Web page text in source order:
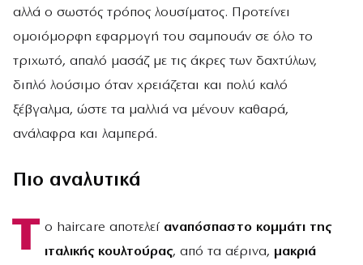
αλλά ο σωστός τρόπος λουσίματος. Προτείνει
ομοιόμορφη εφαρμογή του σαμπουάν σε όλο το
τριχωτό, απαλό μασάζ με τις άκρες των δαχτύλων,
διπλό λούσιμο όταν χρειάζεται και πολύ καλό
ξέβγαλμα, ώστε τα μαλλιά να μένουν καθαρά,
ανάλαφρα και λαμπερά.
Πιο αναλυτικά
Τ ο haircare αποτελεί αναπόσπαστο κομμάτι της
ιταλικής κουλτούρας, από τα αέρινα, μακριά